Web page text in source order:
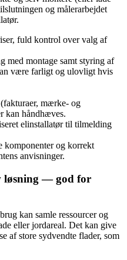
og målerarbejdet
fuld kontrol over valg af
med montage samt styring af
være farligt og ulovligt hvis
mærke‑ og
kan håndhæves.
elinstallatør til tilmelding
komponenter og korrekt
anvisninger.
løsning — god for
kan samle ressourcer og
eller jordareal. Det kan give
af store sydvendte flader, som